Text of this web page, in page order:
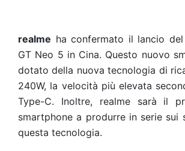
realme ha confermato il lancio
GT Neo 5 in Cina. Questo nuovo
dotato della nuova tecnologia di
240W, la velocità più elevata
Type-C. Inoltre, realme sarà il
smartphone a produrre in serie sui
questa tecnologia.